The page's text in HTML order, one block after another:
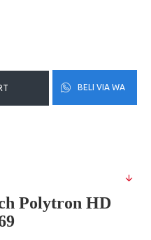
BELI VIA WA
Polytron HD